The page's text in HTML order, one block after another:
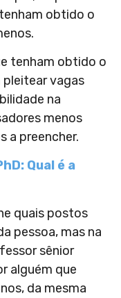
obtido o
tenham obtido o
vagas
na
menos
a preencher.
Qual é a
quais postos
pessoa, mas na
sênior
alguém que
da mesma